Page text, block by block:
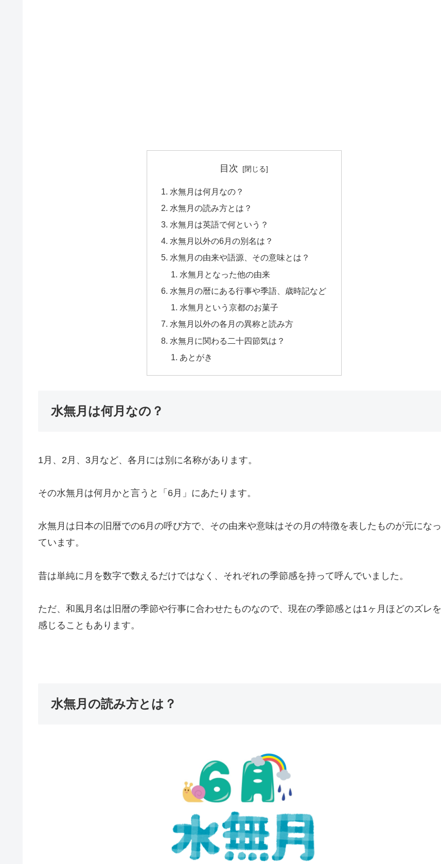
目次
水無月は何月なの？
水無月の読み方とは？
水無月は英語で何という？
水無月以外の6月の別名は？
水無月の由来や語源、その意味とは？
水無月となった他の由来
水無月の暦にある行事や季語、歳時記など
水無月という京都のお菓子
水無月以外の各月の異称と読み方
水無月に関わる二十四節気は？
あとがき
水無月は何月なの？
1月、2月、3月など、各月には別に名称があります。
その水無月は何月かと言うと 「6月」 にあたります。
水無月は日本の旧暦での6月の呼び方で、その由来や意味はその月の特徴を表したものが元になっ
ています。
昔は単純に月を数字で数えるだけではなく、それぞれの季節感を持って呼んでいました。
ただ、和風月名は旧暦の季節や行事に合わせたものなので、現在の季節感とは1ヶ月ほどのズレを
感じることもあります。
水無月の読み方とは？